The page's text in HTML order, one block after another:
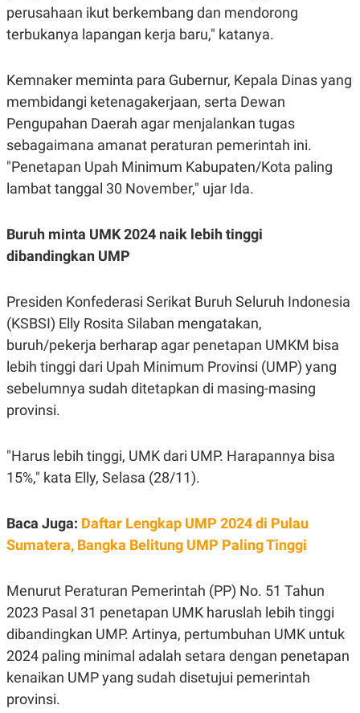
P
R
E
R
T
I
G
K
G
M
E
I
I
D
SITEMAPPROFILETERM
USE
PEDOMAN
PEMBERITAAN
SIBER
PRIVACY
POLICY
perusahaan ikut berkembang dan mendorong
terbukanya lapangan kerja baru," katanya.
Kemnaker meminta para Gubernur, Kepala Dinas yang
membidangi ketenagakerjaan, serta Dewan
Pengupahan Daerah agar menjalankan tugas
sebagaimana amanat peraturan pemerintah ini.
"Penetapan Upah Minimum Kabupaten/Kota paling
lambat tanggal 30 November," ujar Ida.
Buruh minta UMK 2024 naik lebih tinggi
dibandingkan UMP
Presiden Konfederasi Serikat Buruh Seluruh Indonesia
(KSBSI) Elly Rosita Silaban mengatakan,
buruh/pekerja berharap agar penetapan UMKM bisa
lebih tinggi dari Upah Minimum Provinsi (UMP) yang
sebelumnya sudah ditetapkan di masing-masing
provinsi.
"Harus lebih tinggi, UMK dari UMP. Harapannya bisa
15%," kata Elly, Selasa (28/11).
Baca Juga: Daftar Lengkap UMP 2024 di Pulau
Sumatera, Bangka Belitung UMP Paling Tinggi
Menurut Peraturan Pemerintah (PP) No. 51 Tahun
2023 Pasal 31 penetapan UMK haruslah lebih tinggi
dibandingkan UMP. Artinya, pertumbuhan UMK untuk
2024 paling minimal adalah setara dengan penetapan
kenaikan UMP yang sudah disetujui pemerintah
provinsi.